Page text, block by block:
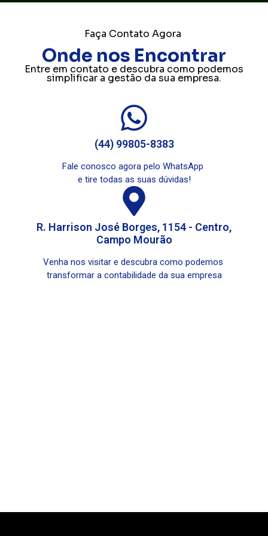
Faça Contato Agora
Onde nos Encontrar
Entre em contato e descubra como podemos
simplificar a gestão da sua empresa.
(44) 99805-8383
Fale conosco agora pelo WhatsApp
e tire todas as suas dúvidas!
R. Harrison José Borges, 1154 - Centro,
Campo Mourão
Venha nos visitar e descubra como podemos
transformar a contabilidade da sua empresa